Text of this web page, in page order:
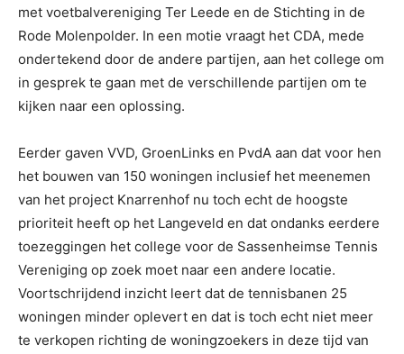
met voetbalvereniging Ter Leede en de Stichting in de
Rode Molenpolder. In een motie vraagt het CDA, mede
ondertekend door de andere partijen, aan het college om
in gesprek te gaan met de verschillende partijen om te
kijken naar een oplossing.
Eerder gaven VVD, GroenLinks en PvdA aan dat voor hen
het bouwen van 150 woningen inclusief het meenemen
van het project Knarrenhof nu toch echt de hoogste
prioriteit heeft op het Langeveld en dat ondanks eerdere
toezeggingen het college voor de Sassenheimse Tennis
Vereniging op zoek moet naar een andere locatie.
Voortschrijdend inzicht leert dat de tennisbanen 25
woningen minder oplevert en dat is toch echt niet meer
te verkopen richting de woningzoekers in deze tijd van